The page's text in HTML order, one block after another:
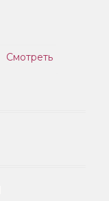
Смотреть